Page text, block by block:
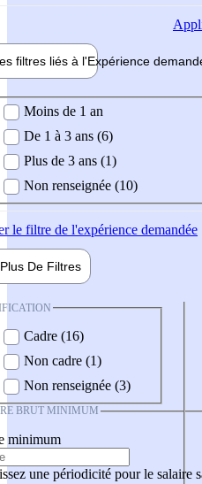
filtres liés à l'Expérience
demandée
Moins de 1 an
De 1 à 3 ans (6)
Plus de 3 ans (1)
Non renseignée (10)
le filtre de l'expérience demandée
Plus De Filtres
Cadre (16)
Non cadre (1)
Non renseignée (3)
BRUT MINIMUM
minimum
une périodicité pour le salaire